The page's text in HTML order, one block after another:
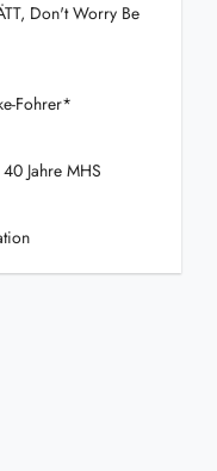
Don't Worry Be
Fohrer*
Jahre MHS